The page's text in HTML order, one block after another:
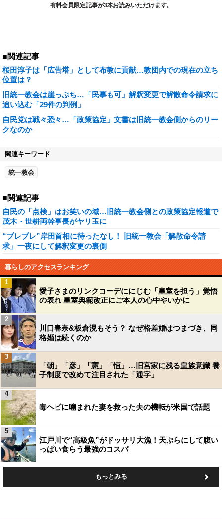
有料会員限定記事が3本お読みいただけます。
■関連記事
桜田淳子は「広告塔」として布教に貢献…教団内での現在の立ち
位置は？
旧統一教会は崖っぷち…「民事も可」解釈変更で解散命令請求に
追い込む「29件の判例」
自民党は戦々恐々…「政策協定」文書は旧統一教会側からのリー
クなのか
関連キーワード
統一教会
■関連記事
自民の「点検」はお笑いの域…旧統一教会側との政策協定報道で
茂木・世耕両幹事長がヤリ玉に
“ブレブレ”岸田首相に待ったなし！ 旧統一教会「解散命令請
求」一夜にして解釈変更の裏側
暮らしのアクセスランキング
愛子さまのリンクコーデににじむ「皇室を担う」覚悟
の表れ 皇室典範改正にご本人の心中やいかに
1
川口春奈&板倉滉もそう？ なぜ格差婚はつまづき、同
格婚は続くのか
2
「朝」「彦」「憲」「恒」…旧宮家に残る皇族意識 養
子制度で改めて注目された「通字」
3
毒ヘビに噛まれた妻を救った夫の機転が米国で話題
4
江戸川で“高級魚”がドッサリ大漁！天ぷらにして腹い
っぱい食らう最強のコスパ
5
もっとみる